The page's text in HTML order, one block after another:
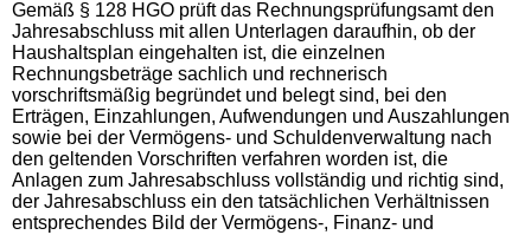
Gemäß § 128 HGO prüft das Rechnungsprüfungsamt den
Jahresabschluss mit allen Unterlagen daraufhin, ob der
Haushaltsplan eingehalten ist, die einzelnen
Rechnungsbeträge sachlich und rechnerisch
vorschriftsmäßig begründet und belegt sind, bei den
Erträgen, Einzahlungen, Aufwendungen und Auszahlungen
sowie bei der Vermögens- und Schuldenverwaltung nach
den geltenden Vorschriften verfahren worden ist, die
Anlagen zum Jahresabschluss vollständig und richtig sind,
der Jahresabschluss ein den tatsächlichen Verhältnissen
entsprechendes Bild der Vermögens-, Finanz- und